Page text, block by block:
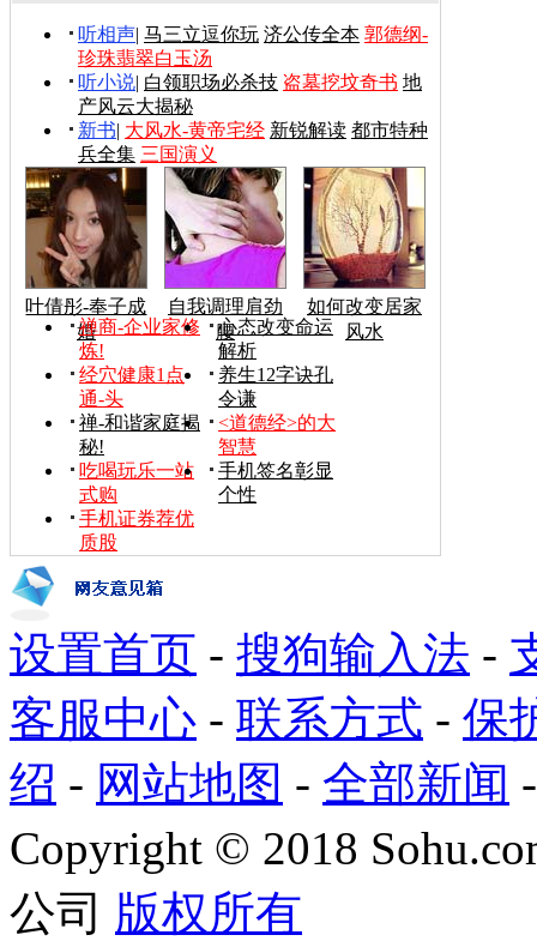
听相声| 马三立逗你玩 济公传全本 郭德纲-
珍珠翡翠白玉汤
听小说| 白领职场必杀技 盗墓挖坟奇书 地
产风云大揭秘
新书| 大风水-黄帝宅经 新锐解读 都市特种
兵全集 三国演义
叶倩彤-奉子成
婚
自我调理肩劲
腰
如何改变居家
风水
禅商-企业家修
炼!
心态改变命运
解析
经穴健康1点
通-头
养生12字诀孔
令谦
禅-和谐家庭揭
秘!
<道德经>的大
智慧
吃喝玩乐一站
式购
手机签名彰显
个性
手机证券荐优
质股
设置首页 - 搜狗输入法 -
客服中心 - 联系方式 - 保
绍 - 网站地图 - 全部新闻
Copyright © 2018
公司 版权所有